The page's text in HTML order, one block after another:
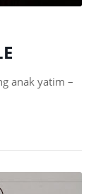
anak yatim –